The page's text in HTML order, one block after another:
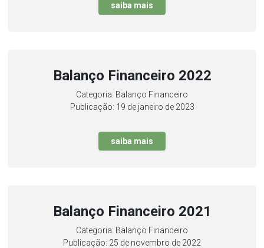
saiba mais
Balanço Financeiro 2022
Categoria: Balanço Financeiro
Publicação: 19 de janeiro de 2023
saiba mais
Balanço Financeiro 2021
Categoria: Balanço Financeiro
Publicação: 25 de novembro de 2022